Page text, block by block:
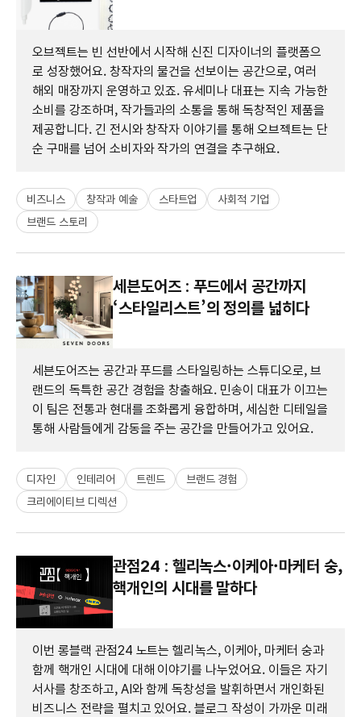
오브젝트는 빈 선반에서 시작해 신진 디자이너의 플랫폼으
로 성장했어요. 창작자의 물건을 선보이는 공간으로, 여러
해외 매장까지 운영하고 있죠. 유세미나 대표는 지속 가능한
소비를 강조하며, 작가들과의 소통을 통해 독창적인 제품을
제공합니다. 긴 전시와 창작자 이야기를 통해 오브젝트는 단
순 구매를 넘어 소비자와 작가의 연결을 추구해요.
비즈니스 창작과 예술 스타트업
사회적 기업
브랜드 스토리
세븐도어즈 : 푸드에서 공간까지
‘스타일리스트’의 정의를 넓히다
세븐도어즈는 공간과 푸드를 스타일링하는 스튜디오로, 브
랜드의 독특한 공간 경험을 창출해요. 민송이 대표가 이끄는
이 팀은 전통과 현대를 조화롭게 융합하며, 세심한 디테일을
통해 사람들에게 감동을 주는 공간을 만들어가고 있어요.
디자인 인테리어 트렌드
브랜드 경험
크리에이티브 디렉션
관점24 : 헬리녹스·이케아·마케터 숭,
핵개인의 시대를 말하다
이번 롱블랙 관점24 노트는 헬리녹스, 이케아, 마케터 숭과
함께 핵개인 시대에 대해 이야기를 나누었어요. 이들은 자기
서사를 창조하고, AI와 함께 독창성을 발휘하면서 개인화된
비즈니스 전략을 펼치고 있어요. 블로그 작성이 가까운 미래